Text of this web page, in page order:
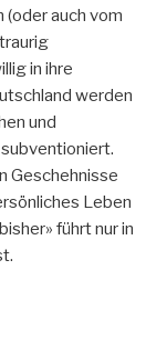
auch vom
in ihre
werden
und
Geschehnisse
Leben
führt nur in